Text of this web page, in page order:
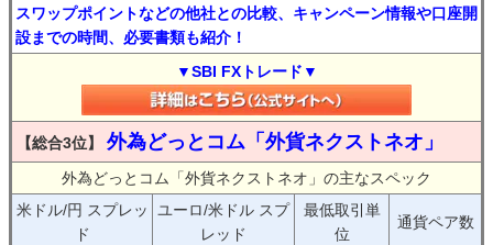
スワップポイントなどの他社との比較、キャンペーン情報や口座開
設までの時間、必要書類も紹介！
▼SBI FXトレード▼
【総合3位】 外為どっとコム「外貨ネクストネオ」
外為どっとコム「外貨ネクストネオ」の主なスペック
米ドル/円 スプレッ
ド
ユーロ/米ドル スプ
レッド
最低取引単
位
通貨ペア数